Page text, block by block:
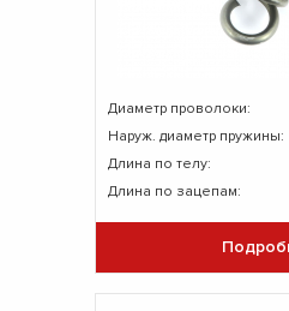
Диаметр проволоки:
Наруж. диаметр пружины:
Длина по телу:
Длина по зацепам: